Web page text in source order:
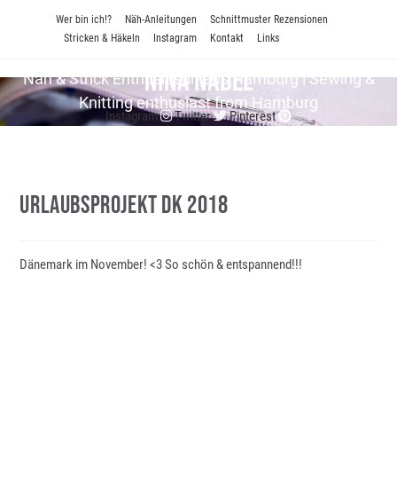
Wer bin ich!? Näh-Anleitungen
Schnittmuster Rezensionen
Stricken & Häkeln
Instagram Kontakt Links
Nina Nadel
Näh & Strick En­thu­si­as­tin aus Hamburg | Sewing &
Knitting enthusiast from Hamburg
Instagram Twitter Pinterest
Urlaubsprojekt DK 2018
Dänemark im November! <3 So schön & entspannend!!!